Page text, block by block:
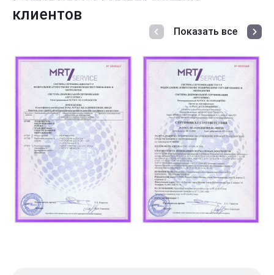
клиентов
Показать все